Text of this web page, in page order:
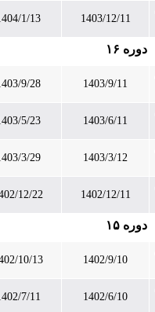
1403/12/11
1404/1/13
دوره ۱۶
1403/9/11
1403/9/28
1403/6/11
1403/5/23
1403/3/12
1403/3/29
1402/12/11
1402/12/22
دوره ۱۵
1402/9/10
1402/10/13
1402/6/10
1402/7/11